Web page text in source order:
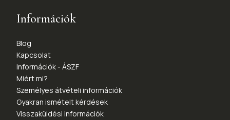
Információk
Blog
Kapcsolat
Információk - ÁSZF
Miért mi?
Személyes átvételi információk
Gyakran ismételt kérdések
Visszaküldési információk